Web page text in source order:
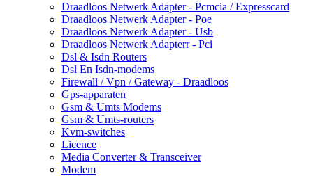
Draadloos Netwerk Adapter - Pcmcia / Expresscard
Draadloos Netwerk Adapter - Poe
Draadloos Netwerk Adapter - Usb
Draadloos Netwerk Adapterr - Pci
Dsl & Isdn Routers
Dsl En Isdn-modems
Firewall / Vpn / Gateway - Draadloos
Gps-apparaten
Gsm & Umts Modems
Gsm & Umts-routers
Kvm-switches
Licence
Media Converter & Transceiver
Modem